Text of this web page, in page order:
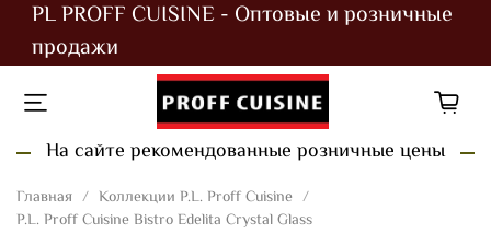
PL PROFF CUISINE - Оптовые и розничные
продажи
На сайте рекомендованные розничные цены
Главная
Коллекции P.L. Proff Cuisine
P.L. Proff Cuisine Bistro Edelita Crystal Glass